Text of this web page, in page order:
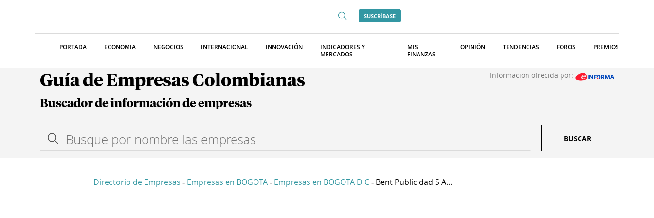
SUSCRÍBASE
PORTADA ECONOMIA NEGOCIOS INTERNACIONAL INNOVACIÓN
INDICADORES Y
MERCADOS
MIS
FINANZAS
OPINIÓN TENDENCIAS FOROS PREMIOS
Guía de Empresas Colombianas Información ofrecida por:
Buscador de información de empresas
BUSCAR
Directorio de Empresas - Empresas en BOGOTA - Empresas en BOGOTA D C - Bent Publicidad S A...